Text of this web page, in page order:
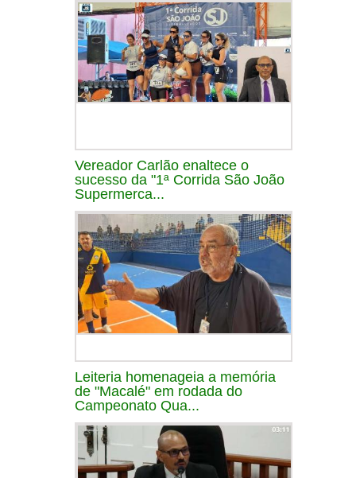
Vereador Carlão enaltece o
sucesso da "1ª Corrida São João
Supermerca...
Leiteria homenageia a memória
de "Macalé" em rodada do
Campeonato Qua...